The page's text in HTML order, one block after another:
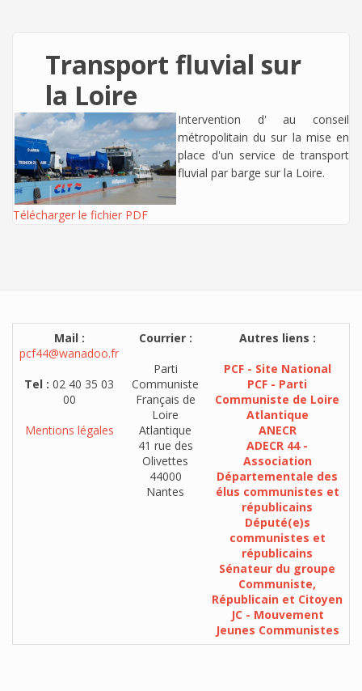
Transport fluvial sur
la Loire
Intervention d' au conseil
métropolitain du sur la mise en
place d'un service de transport
fluvial par barge sur la Loire.
Télécharger le fichier PDF
Mail :
pcf44@wanadoo.fr
Tel : 02 40 35 03
00
Mentions légales
Courrier :
Parti
Communiste
Français de
Loire
Atlantique
41 rue des
Olivettes
44000
Nantes
Autres liens :
PCF - Site National
PCF - Parti
Communiste de Loire
Atlantique
ANECR
ADECR 44 -
Association
Départementale des
élus communistes et
républicains
Député(e)s
communistes et
républicains
Sénateur du groupe
Communiste,
Républicain et Citoyen
JC - Mouvement
Jeunes Communistes